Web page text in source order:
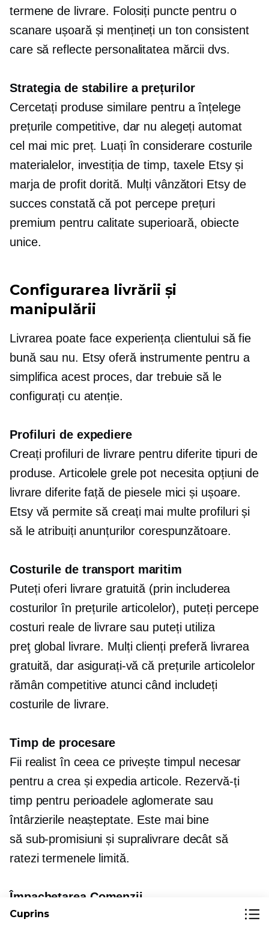
termene de livrare. Folosiți puncte pentru o
scanare ușoară și mențineți un ton consistent
care să reflecte personalitatea mărcii dvs.
Strategia de stabilire a prețurilor
Cercetați produse similare pentru a înțelege
prețurile competitive, dar nu alegeți automat
cel mai mic preț. Luați în considerare costurile
materialelor, investiția de timp, taxele Etsy și
marja de profit dorită. Mulți vânzători Etsy de
succes constată că pot percepe prețuri
premium pentru calitate superioară, obiecte
unice.
Configurarea livrării și
manipulării
Livrarea poate face experiența clientului să fie
bună sau nu. Etsy oferă instrumente pentru a
simplifica acest proces, dar trebuie să le
configurați cu atenție.
Profiluri de expediere
Creați profiluri de livrare pentru diferite tipuri de
produse. Articolele grele pot necesita opțiuni de
livrare diferite față de piesele mici și ușoare.
Etsy vă permite să creați mai multe profiluri și
să le atribuiți anunțurilor corespunzătoare.
Costurile de transport maritim
Puteți oferi livrare gratuită (prin includerea
costurilor în prețurile articolelor), puteți percepe
costuri reale de livrare sau puteți utiliza
preţ global
livrare. Mulți clienți preferă livrarea
gratuită, dar asigurați-vă că prețurile articolelor
rămân competitive atunci când includeți
costurile de livrare.
Timp de procesare
Fii realist în ceea ce privește timpul necesar
pentru a crea și expedia articole. Rezervă-ți
timp pentru perioadele aglomerate sau
întârzierile neașteptate. Este mai bine
să sub-promisiuni și supralivraredecât să
ratezi termenele limită.
Împachetarea Comenzii
Ambalajele profesionale îmbunătățesc
Cuprins